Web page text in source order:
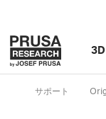
サポート